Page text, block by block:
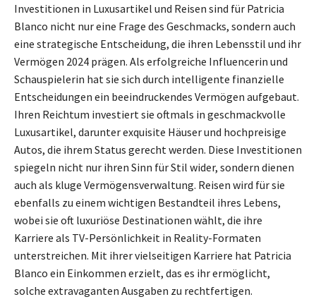
Investitionen in Luxusartikel und Reisen sind für Patricia
Blanco nicht nur eine Frage des Geschmacks, sondern auch
eine strategische Entscheidung, die ihren Lebensstil und ihr
Vermögen 2024 prägen. Als erfolgreiche Influencerin und
Schauspielerin hat sie sich durch intelligente finanzielle
Entscheidungen ein beeindruckendes Vermögen aufgebaut.
Ihren Reichtum investiert sie oftmals in geschmackvolle
Luxusartikel, darunter exquisite Häuser und hochpreisige
Autos, die ihrem Status gerecht werden. Diese Investitionen
spiegeln nicht nur ihren Sinn für Stil wider, sondern dienen
auch als kluge Vermögensverwaltung. Reisen wird für sie
ebenfalls zu einem wichtigen Bestandteil ihres Lebens,
wobei sie oft luxuriöse Destinationen wählt, die ihre
Karriere als TV-Persönlichkeit in Reality-Formaten
unterstreichen. Mit ihrer vielseitigen Karriere hat Patricia
Blanco ein Einkommen erzielt, das es ihr ermöglicht,
solche extravaganten Ausgaben zu rechtfertigen.